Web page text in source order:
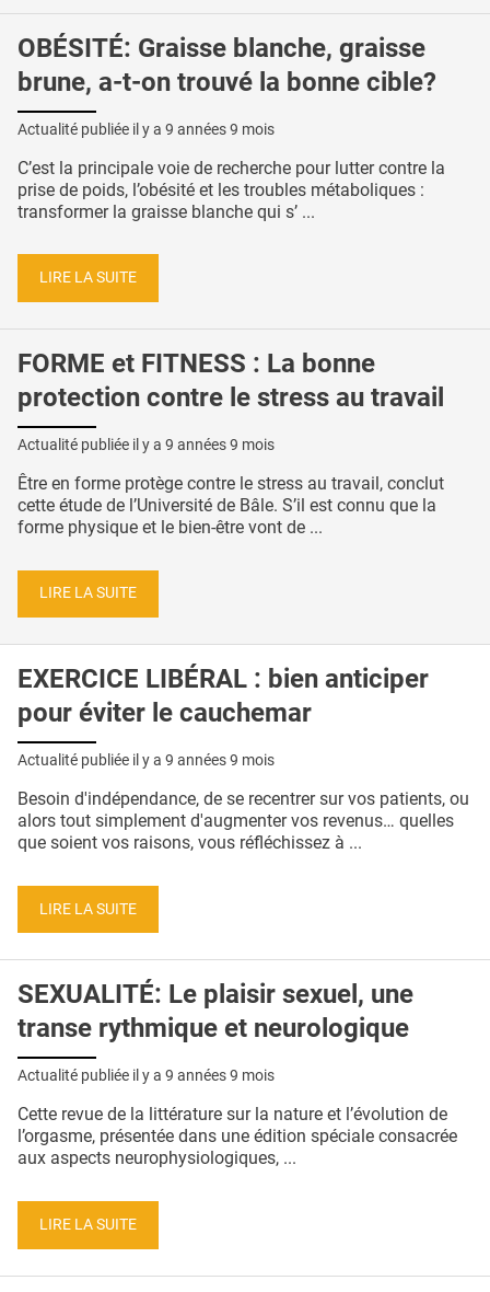
OBÉSITÉ: Graisse blanche, graisse
brune, a-t-on trouvé la bonne cible?
Actualité publiée il y a 9 années 9 mois
C’est la principale voie de recherche pour lutter contre la
prise de poids, l’obésité et les troubles métaboliques :
transformer la graisse blanche qui s’ ...
LIRE LA SUITE
FORME et FITNESS : La bonne
protection contre le stress au travail
Actualité publiée il y a 9 années 9 mois
Être en forme protège contre le stress au travail, conclut
cette étude de l’Université de Bâle. S’il est connu que la
forme physique et le bien-être vont de ...
LIRE LA SUITE
EXERCICE LIBÉRAL : bien anticiper
pour éviter le cauchemar
Actualité publiée il y a 9 années 9 mois
Besoin d'indépendance, de se recentrer sur vos patients, ou
alors tout simplement d'augmenter vos revenus… quelles
que soient vos raisons, vous réfléchissez à ...
LIRE LA SUITE
SEXUALITÉ: Le plaisir sexuel, une
transe rythmique et neurologique
Actualité publiée il y a 9 années 9 mois
Cette revue de la littérature sur la nature et l’évolution de
l’orgasme, présentée dans une édition spéciale consacrée
aux aspects neurophysiologiques, ...
LIRE LA SUITE